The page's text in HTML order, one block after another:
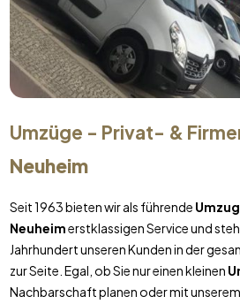
Umzüge - Privat- &
Neuheim
Seit 1963 bieten wir als führende
Neuheimerstklassigen Service und
Jahrhundert unseren Kunden in der
zur Seite. Egal, ob Sie nur einen kleinen
Nachbarschaft planen oder mit